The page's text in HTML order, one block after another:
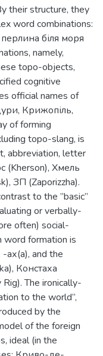
their structure, they
word combinations:
біля моря
namely,
topo-objects,
cognitive
official names of
Крижопіль,
of forming
topo-slang, is
abbreviation, letter
(Kherson), Хмель
ЗП (Zaporizzha).
to the ”basic”
or verbally-
often) social-
word formation is
ах(а), and the
Констаха
Rig). The ironically-
to the world”,
by the
of the foreign
ideal (in the